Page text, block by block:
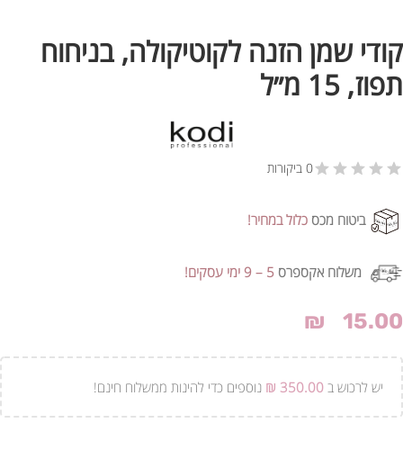
קודי שמן הזנה לקוטיקולה, בניחוח
תפוז, 15 מ״ל
0 ביקורות
ביטוח מכס כלול במחיר!
משלוח אקספרס 5 – 9 ימי עסקים!
₪ 15.00
יש לרכוש ב ₪ 350.00 נוספים כדי להינות ממשלוח חינם!